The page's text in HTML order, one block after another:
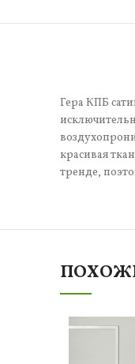
Гера КПБ
красивая
тренде,